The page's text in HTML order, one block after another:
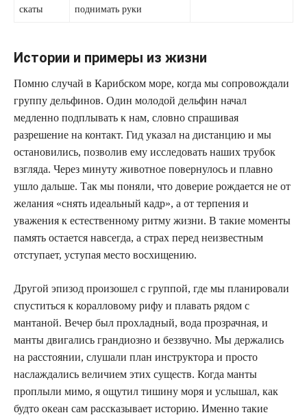
скаты
поднимать руки
Истории и примеры из жизни
Помню случай в Карибском море, когда мы сопровождали
группу дельфинов. Один молодой дельфин начал
медленно подплывать к нам, словно спрашивая
разрешение на контакт. Гид указал на дистанцию и мы
остановились, позволив ему исследовать наших трубок
взгляда. Через минуту животное повернулось и плавно
ушло дальше. Так мы поняли, что доверие рождается не от
желания «снять идеальный кадр», а от терпения и
уважения к естественному ритму жизни. В такие моменты
память остается навсегда, а страх перед неизвестным
отступает, уступая место восхищению.
Другой эпизод произошел с группой, где мы планировали
спуститься к коралловому рифу и плавать рядом с
мантаной. Вечер был прохладный, вода прозрачная, и
манты двигались грандиозно и беззвучно. Мы держались
на расстоянии, слушали план инструктора и просто
наслаждались величием этих существ. Когда манты
проплыли мимо, я ощутил тишину моря и услышал, как
будто океан сам рассказывает историю. Именно такие